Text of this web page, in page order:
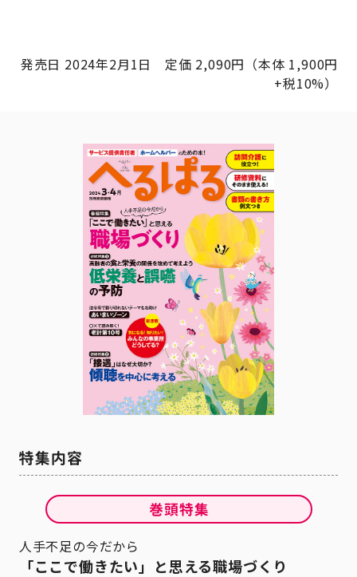
発売日 2024年2月1日 定価 2,090円（本体 1,900円
+税10%）
人手不足の今だから
「ここで働きたい」と思える職場づくり